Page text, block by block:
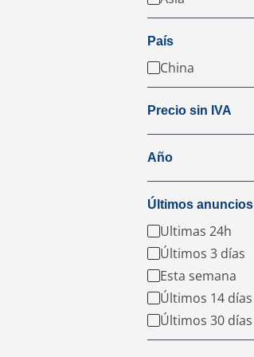
País
China
Precio sin IVA
Año
Últimos anuncios
Ultimas 24h
Últimos 3 días
Esta semana
Últimos 14 días
Últimos 30 días